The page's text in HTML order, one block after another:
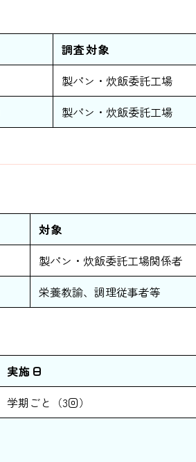
調査対象
製パン・炊飯委託工場
製パン・炊飯委託工場
対象
製パン・炊飯委託工場関係者
栄養教諭、調理従事者等
実施日
学期ごと（3回）